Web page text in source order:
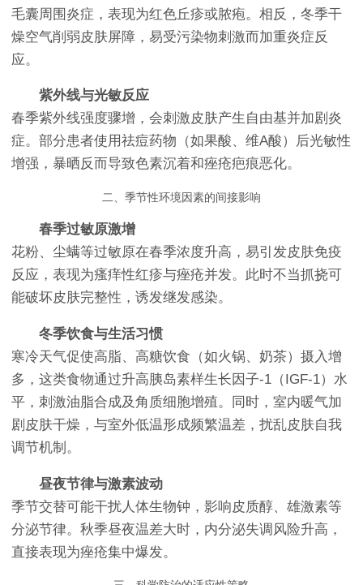
毛囊周围炎症，表现为红色丘疹或脓疱。相反，冬季干
燥空气削弱皮肤屏障，易受污染物刺激而加重炎症反
应。
紫外线与光敏反应
春季紫外线强度骤增，会刺激皮肤产生自由基并加剧炎
症。部分患者使用祛痘药物（如果酸、维A酸）后光敏性
增强，暴晒反而导致色素沉着和痤疮疤痕恶化。
二、季节性环境因素的间接影响
春季过敏原激增
花粉、尘螨等过敏原在春季浓度升高，易引发皮肤免疫
反应，表现为瘙痒性红疹与痤疮并发。此时不当抓挠可
能破坏皮肤完整性，诱发继发感染。
冬季饮食与生活习惯
寒冷天气促使高脂、高糖饮食（如火锅、奶茶）摄入增
多，这类食物通过升高胰岛素样生长因子-1（IGF-1）水
平，刺激油脂合成及角质细胞增殖。同时，室内暖气加
剧皮肤干燥，与室外低温形成频繁温差，扰乱皮肤自我
调节机制。
昼夜节律与激素波动
季节交替可能干扰人体生物钟，影响皮质醇、雄激素等
分泌节律。秋季昼夜温差大时，内分泌失调风险升高，
直接表现为痤疮集中爆发。